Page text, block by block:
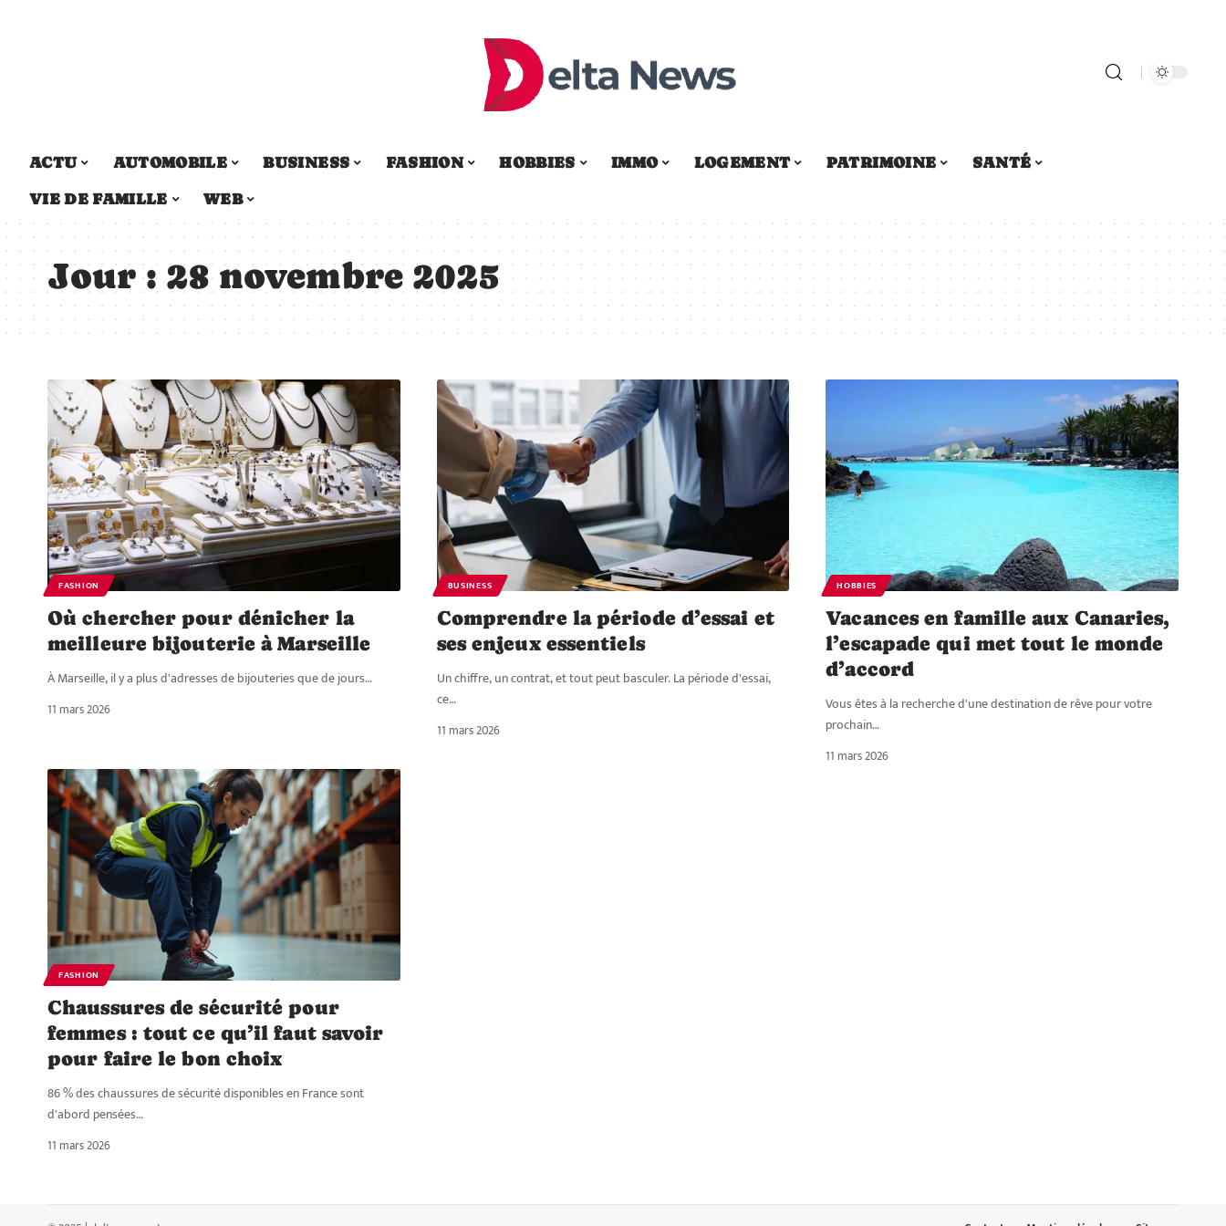
ACTU AUTOMOBILE BUSINESS FASHION HOBBIES IMMO LOGEMENT PATRIMOINE
SANTÉ
VIE DE FAMILLE
WEB
Jour : 28 novembre 2025
FASHION
Où chercher pour dénicher la
meilleure bijouterie à Marseille
À Marseille, il y a plus d'adresses de bijouteries que de jours…
11 mars 2026
BUSINESS
Comprendre la période d’essai et
ses enjeux essentiels
Un chiffre, un contrat, et tout peut basculer. La période d'essai,
ce…
11 mars 2026
HOBBIES
Vacances en famille aux Canaries,
l’escapade qui met tout le monde
d’accord
Vous êtes à la recherche d'une destination de rêve pour votre
prochain…
11 mars 2026
FASHION
Chaussures de sécurité pour
femmes : tout ce qu’il faut savoir
pour faire le bon choix
86 % des chaussures de sécurité disponibles en France sont
d'abord pensées…
11 mars 2026